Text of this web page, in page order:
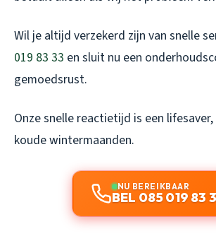
Wil je altijd verzekerd zijn van snelle
019 83 33 en sluit nu een
gemoedsrust.
Onze snelle reactietijd is een
koude wintermaanden.
NU BEREIKBAAR
BEL 085 019 83